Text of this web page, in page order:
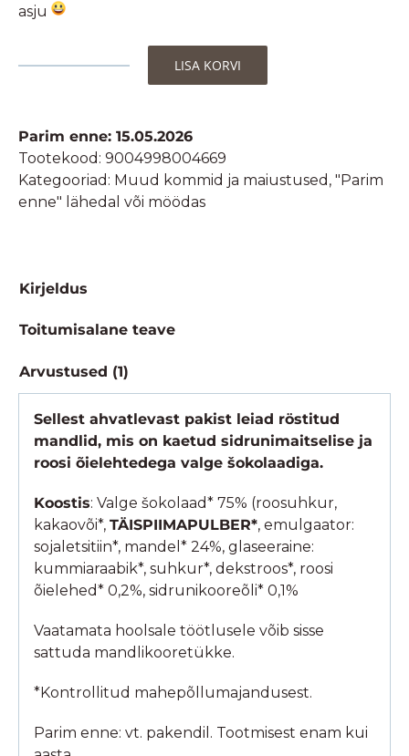
asju
roosi
õielehtedega
valges
šokolaadis
LISA KORVI
Parim enne: 15.05.2026
Tootekood: 9004998004669
Kategooriad: Muud kommid ja maiustused , "Parim
enne" lähedal või möödas
Kirjeldus
Toitumisalane teave
Arvustused (1)
Sellest ahvatlevast pakist leiad röstitud
mandlid, mis on kaetud sidrunimaitselise ja
roosi õielehtedega valge šokolaadiga.
Koostis: Valge šokolaad* 75% (roosuhkur,
kakaovõi*,TÄISPIIMAPULBER*, emulgaator:
sojaletsitiin*, mandel* 24%, glaseeraine:
kummiaraabik*, suhkur*, dekstroos*, roosi
õielehed* 0,2%, sidrunikooreõli* 0,1%
Vaatamata hoolsale töötlusele võib sisse
sattuda mandlikooretükke.
*Kontrollitud mahepõllumajandusest.
Parim enne: vt. pakendil. Tootmisest enam kui